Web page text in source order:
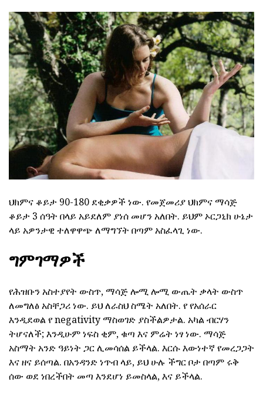
ህክምና ቆይታ 90-180 ደቂቃዎች ነው. የመጀመሪያ ህክምና ማሳጅ
ቆይታ 3 ሰዓት በላይ አይደለም ያነሰ መሆን አለበት. ይህም ኦርጋኒክ ሁኔታ
ላይ አዎንታዊ ተለዋዋጭ ለማግኘት በጣም አስፈላጊ ነው.
ግምገማዎች
የሕዝቡን አስተያየት ውስጥ, ማሳጅ ሎሚ ሎሚ ውጤት ቃላት ውስጥ
ለመግለፅ አስቸጋሪ ነው. ይህ ለራስህ ስሜት አለበት. የ የአሰራር
እንዲደወል የ negativity ማስወገድ ያስችልዎታል. አካል ብርሃን
ትሆናለች; እንዲሁም ነፍስ ቂም, ቁጣ እና ምሬት ነፃ ነው. ማሳጅ
አስማት አንድ ዓይነት ጋር ሊመሳሰል ይችላል. እርሱ እውነተኛ የመረጋጋት
እና ዘና ይሰጣል. በአንዳንድ ነጥብ ላይ, ይህ ሁሉ ችግር ቦታ በጣም ሩቅ
ሰው ወደ ነበረችበት መጣ እንደሆነ ይመስላል, እና ይችላል.